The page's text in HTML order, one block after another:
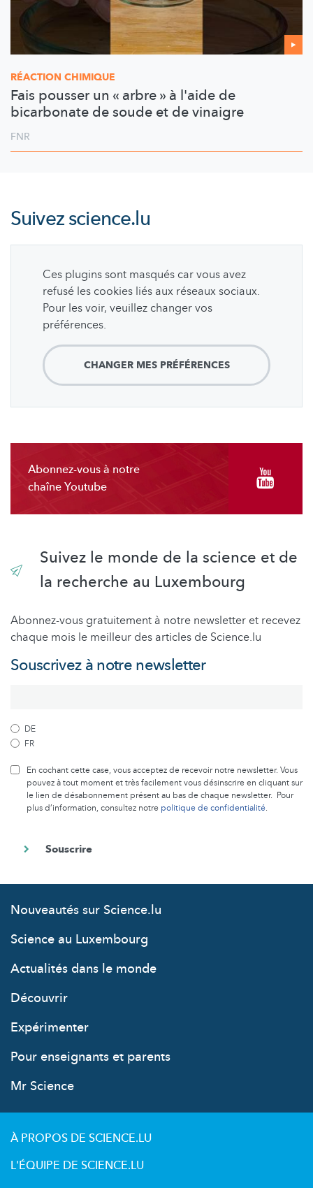
RÉACTION CHIMIQUE
Fais pousser un « arbre » à l'aide de
bicarbonate de soude et de vinaigre
FNR
Suivezscience.lu
Ces plugins sont masqués car vous avez
refusé les cookies liés aux réseaux sociaux.
Pour les voir, veuillez changer vos
préférences.
CHANGER MES PRÉFÉRENCES
Abonnez-vous à notre
chaîne Youtube
Suivez le monde de la science et de
la recherche au Luxembourg
Abonnez-vous gratuitement à notre newsletter et recevez
chaque mois le meilleur des articles de Science.lu
Souscrivez à notre newsletter
DE
FR
En cochant cette case, vous acceptez de recevoir notre newsletter. Vous
pouvez à tout moment et très facilement vous désinscrire en cliquant sur
le lien de désabonnement présent au bas de chaque newsletter. Pour
plus d’information, consultez notre politique de confidentialité.
Nouveautés sur Science.lu
Science au Luxembourg
Actualités dans le monde
Découvrir
Expérimenter
Pour enseignants et parents
Mr Science
À PROPOS DE SCIENCE.LU
L'ÉQUIPE DE SCIENCE.LU